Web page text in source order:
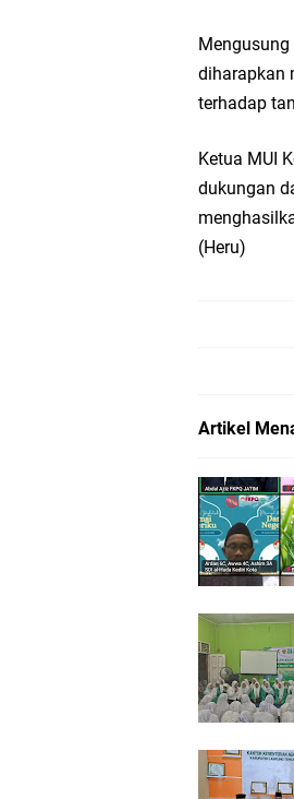
diharapkan
terhadap
Ketua MUI
dukungan
(Heru)
Artikel